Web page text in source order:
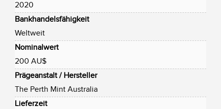
2020
Bankhandelsfähigkeit
Weltweit
Nominalwert
200 AU$
Prägeanstalt / Hersteller
The Perth Mint Australia
Lieferzeit